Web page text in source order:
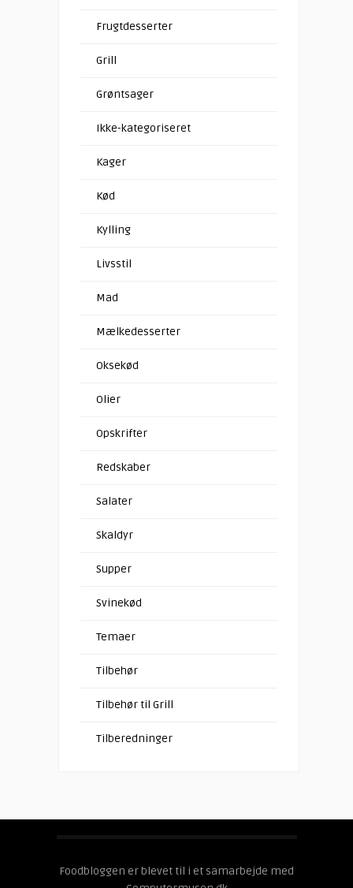
Frugtdesserter
Grill
Grøntsager
Ikke-kategoriseret
Kager
Kød
Kylling
Livsstil
Mad
Mælkedesserter
Oksekød
Olier
Opskrifter
Redskaber
Salater
Skaldyr
Supper
Svinekød
Temaer
Tilbehør
Tilbehør til Grill
Tilberedninger
Foodbloggen er blevet til i et samarbejde med